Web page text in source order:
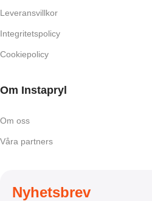
Leveransvillkor
Integritetspolicy
Cookiepolicy
Om Instapryl
Om oss
Våra partners
Nyhetsbrev